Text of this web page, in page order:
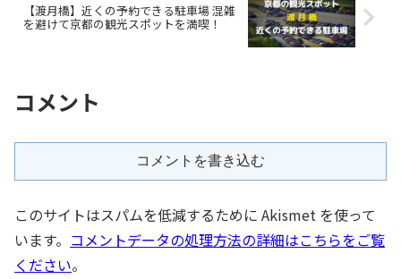
【渡月橋】近くの予約できる駐車場 混雑
を避けて京都の観光スポットを満喫！
コメント
コメントを書き込む
このサイトはスパムを低減するために Akismet を使って
います。 コメントデータの処理方法の詳細はこちらをご覧
ください。